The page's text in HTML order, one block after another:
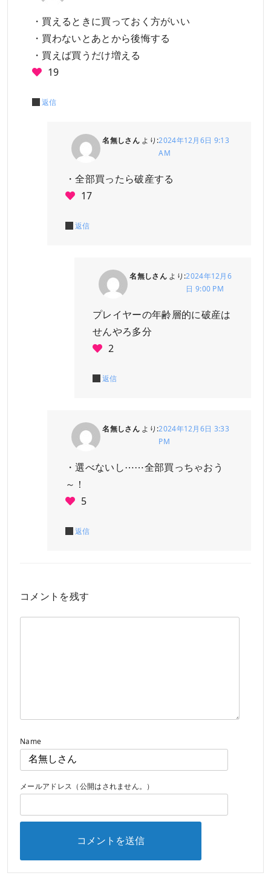
・買えるときに買っておく方がいい
・買わないとあとから後悔する
・買えば買うだけ増える
19
返信
名無しさん より:2024年12月6日 9:13
AM
・全部買ったら破産する
17
返信
名無しさん より:2024年12月6
日 9:00 PM
プレイヤーの年齢層的に破産は
せんやろ多分
2
返信
名無しさん より:2024年12月6日 3:33
PM
・選べないし⋯⋯全部買っちゃおう
～！
5
返信
コメントを残す
Name
メールアドレス（公開はされません。）